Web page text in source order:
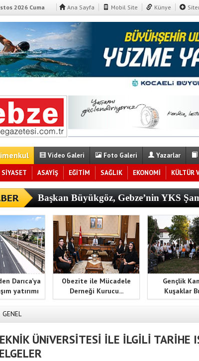
2026 Cuma Ana Sayfa Mobil Site Künye
Video Galeri Foto Galeri Yazarlar
SİYASET ASAYİŞ EĞİTİM SAĞLIK EKONOMİ KÜLTÜR
Başkan Büyükgöz, Gebze’nin YKS
Darıca’ya
yatırımı
Obezite ile Mücadele
Derneği Kurucu...
Gençlik
Kuşaklar
GENEL
ÜNiVERSİTESİ İLE İLGİLİ TARİHE